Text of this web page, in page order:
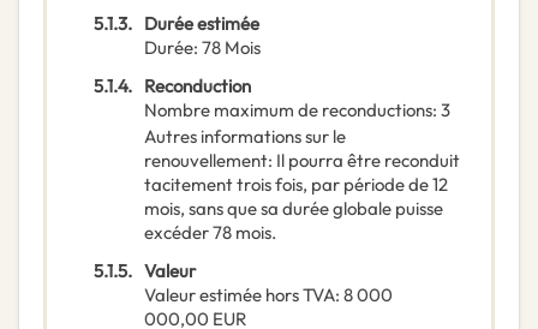
5.1.3. Durée estimée
Durée: 78 Mois
5.1.4. Reconduction
Nombre maximum de reconductions: 3
Autres informations sur le
renouvellement: Il pourra être reconduit
tacitement trois fois, par période de 12
mois, sans que sa durée globale puisse
excéder 78 mois.
5.1.5. Valeur
Valeur estimée hors TVA: 8 000
000,00 EUR